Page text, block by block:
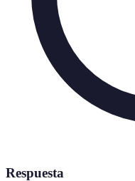
Respuesta